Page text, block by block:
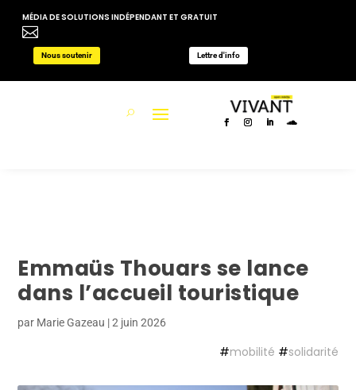
MÉDIA DE SOLUTIONS INDÉPENDANT ET GRATUIT

Nous soutenir Lettre d'info
Emmaüs Thouars se lance
dans l’accueil touristique
par Marie Gazeau |2 juin 2026
#mobilité #solidarité